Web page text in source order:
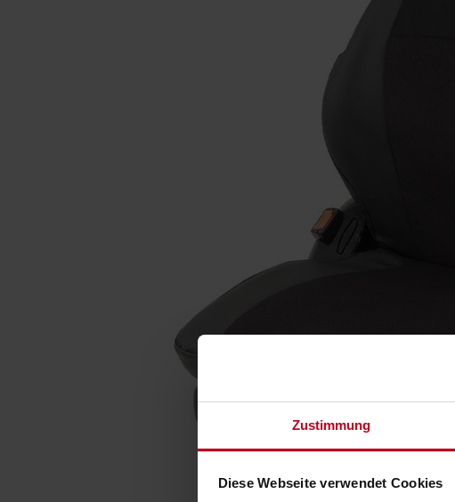
Zustimmung
Diese Webseite verwendet Cookies